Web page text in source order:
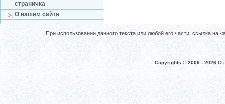
страничка
О нашем сайте
При использовании данного текста или любой его части, ссылка
Copyrights © 2009 - 2026 О